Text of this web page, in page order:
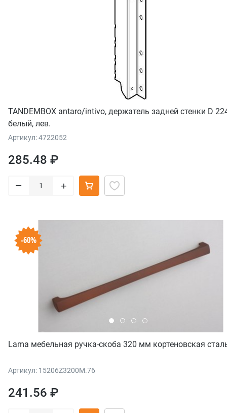
TANDEMBOX antaro/intivo, держатель задней стенки D
белый, лев.
Артикул: 4722052
285.48 ₽
– +
-60%
Lama мебельная ручка-скоба 320 мм кортеновская
Артикул: 15206Z3200M.76
241.56 ₽